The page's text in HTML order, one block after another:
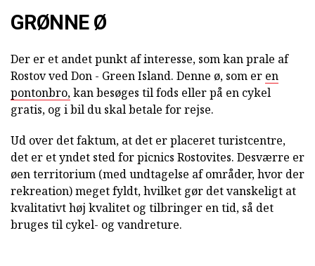
GRØNNE Ø
Der er et andet punkt af interesse, som kan prale af
Rostov ved Don - Green Island. Denne ø, som er en
pontonbro,kan besøges til fods eller på en cykel
gratis, og i bil du skal betale for rejse.
Ud over det faktum, at det er placeret turistcentre,
det er et yndet sted for picnics Rostovites. Desværre er
øen territorium (med undtagelse af områder, hvor der
rekreation) meget fyldt, hvilket gør det vanskeligt at
kvalitativt høj kvalitet og tilbringer en tid, så det
bruges til cykel- og vandreture.